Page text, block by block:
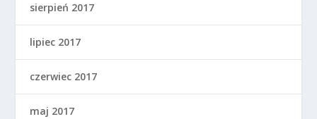
sierpień 2017
lipiec 2017
czerwiec 2017
maj 2017